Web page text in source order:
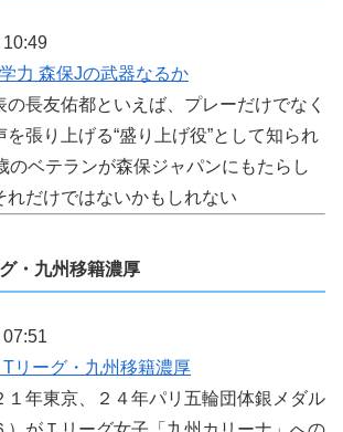
10:49
力 森保Jの武器なるか
長友佑都といえば、プレーだけでなく
張り上げる“盛り上げ役”として知られ
のベテランが森保ジャパンにもたらし
れだけではないかもしれない
・九州移籍濃厚
リーグ・九州移籍濃厚
１年東京、２４年パリ五輪団体銀メダル